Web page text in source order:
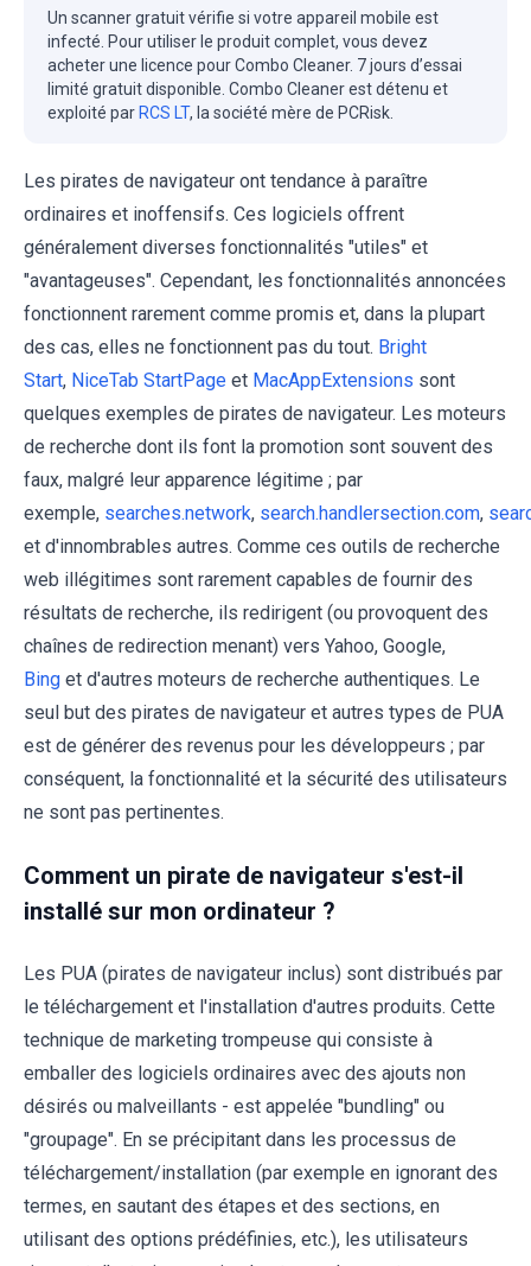
Un scanner gratuit vérifie si votre appareil mobile est
infecté. Pour utiliser le produit complet, vous devez
acheter une licence pour Combo Cleaner. 7 jours d’essai
limité gratuit disponible. Combo Cleaner est détenu et
exploité parRCS LT, la société mère de PCRisk.
Les pirates de navigateur ont tendance à paraître
ordinaires et inoffensifs. Ces logiciels offrent
généralement diverses fonctionnalités "utiles" et
"avantageuses". Cependant, les fonctionnalités annoncées
fonctionnent rarement comme promis et, dans la plupart
des cas, elles ne fonctionnent pas du tout. Bright
Start, NiceTab StartPage et MacAppExtensions sont
quelques exemples de pirates de navigateur. Les moteurs
de recherche dont ils font la promotion sont souvent des
faux, malgré leur apparence légitime ; par
exemple, searches.network, search.handlersection.com,
et d'innombrables autres. Comme ces outils de recherche
web illégitimes sont rarement capables de fournir des
résultats de recherche, ils redirigent (ou provoquent des
chaînes de redirection menant) vers Yahoo, Google,
Bing et d'autres moteurs de recherche authentiques. Le
seul but des pirates de navigateur et autres types de PUA
est de générer des revenus pour les développeurs ; par
conséquent, la fonctionnalité et la sécurité des utilisateurs
ne sont pas pertinentes.
Comment un pirate de navigateur s'est-il
installé sur mon ordinateur ?
Les PUA (pirates de navigateur inclus) sont distribués par
le téléchargement et l'installation d'autres produits. Cette
technique de marketing trompeuse qui consiste à
emballer des logiciels ordinaires avec des ajouts non
désirés ou malveillants - est appelée "bundling" ou
"groupage". En se précipitant dans les processus de
téléchargement/installation (par exemple en ignorant des
termes, en sautant des étapes et des sections, en
utilisant des options prédéfinies, etc.), les utilisateurs